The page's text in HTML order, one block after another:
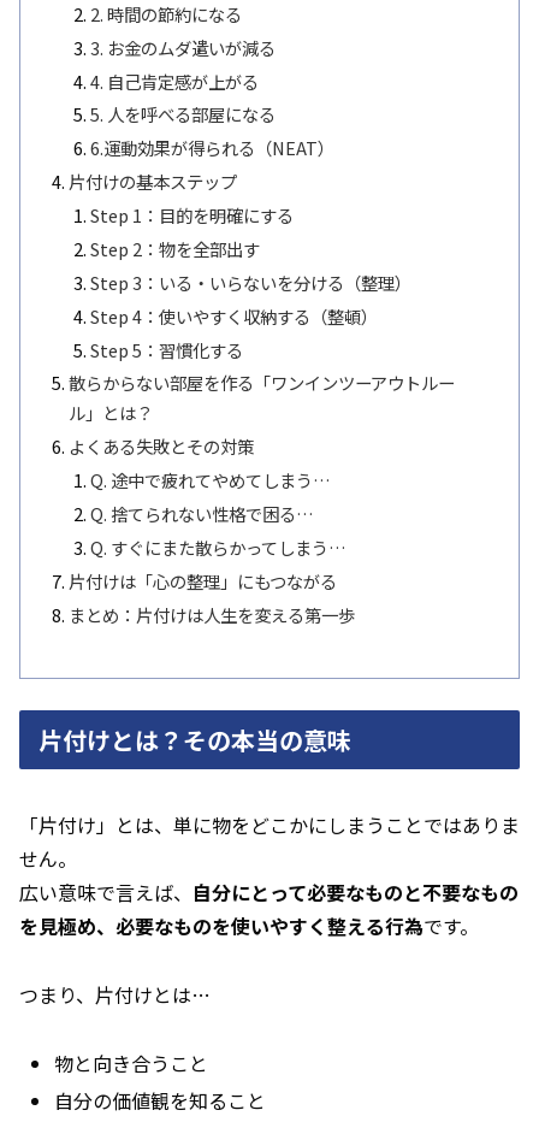
2. 時間の節約になる
3. お金のムダ遣いが減る
4. 自己肯定感が上がる
5. 人を呼べる部屋になる
6.運動効果が得られる（NEAT）
片付けの基本ステップ
Step 1：目的を明確にする
Step 2：物を全部出す
Step 3：いる・いらないを分ける（整理）
Step 4：使いやすく収納する（整頓）
Step 5：習慣化する
散らからない部屋を作る「ワンインツーアウトルー
ル」とは？
よくある失敗とその対策
Q. 途中で疲れてやめてしまう…
Q. 捨てられない性格で困る…
Q. すぐにまた散らかってしまう…
片付けは「心の整理」にもつながる
まとめ：片付けは人生を変える第一歩
片付けとは？その本当の意味
「片付け」とは、単に物をどこかにしまうことではありま
せん。
広い意味で言えば、 自分にとって必要なものと不要なもの
を見極め、必要なものを使いやすく整える行為です。
つまり、片付けとは…
物と向き合うこと
自分の価値観を知ること